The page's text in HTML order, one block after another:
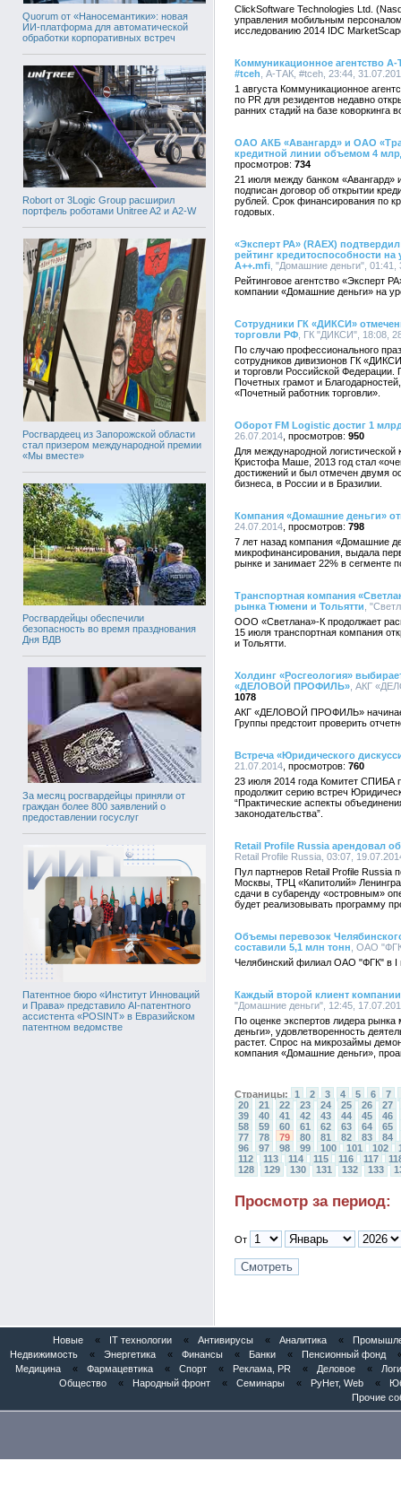
Quorum от «Наносемантики»: новая
ИИ-платформа для автоматической
обработки корпоративных встреч
Robort от 3Logic Group расширил
портфель роботами Unitree A2 и A2-W
Росгвардеец из Запорожской области
стал призером международной премии
«Мы вместе»
Росгвардейцы обеспечили
безопасность во время празднования
Дня ВДВ
За месяц росгвардейцы приняли от
граждан более 800 заявлений о
предоставлении госуслуг
Патентное бюро «Институт Инноваций
и Права» представило AI-патентного
ассистента «POSINT» в Евразийском
патентном ведомстве
ClickSoftware Technologies Ltd.
управления мобильным
исследованию 2014 IDC
Коммуникационное агентство А-
#tceh , А-ТАК, #tceh, 23:44,
1 августа Коммуникационное
по PR для резидентов недавно
ранних стадий на базе коворкинга
ОАО АКБ «Авангард» и ОАО
кредитной линии объемом 4
734
21 июля между банком «Авангард»
подписан договор об открытии
рублей. Срок финансирования по
годовых.
«Эксперт РА» (RAEX)
рейтинг кредитоспособности
A++.mfi , "Домашние деньги", 01:41,
Рейтинговое агентство «Эксперт
компании «Домашние деньги» на
Сотрудники ГК «ДИКСИ»
торговли РФ , ГК "ДИКСИ", 18:08,
По случаю профессионального
сотрудников дивизионов ГК
и торговли Российской
Почетных грамот и
«Почетный работник торговли».
Оборот FM Logistic достиг 1
26.07.2014
950
Для международной
Кристофа Маше, 2013 год стал
достижений и был отмечен двумя
бизнеса, в России и в Бразилии.
Компания «Домашние деньги»
24.07.2014
798
7 лет назад компания «Домашние
микрофинансирования, выдала
рынке и занимает 22% в сегменте
Транспортная компания
рынка Тюмени и Тольятти ,
ООО «Светлана»-К продолжает
15 июля транспортная компания
и Тольятти.
Холдинг «Росгеология»
«ДЕЛОВОЙ ПРОФИЛЬ» , АКГ
1078
АКГ «ДЕЛОВОЙ ПРОФИЛЬ»
Группы предстоит проверить
Встреча «Юридического
21.07.2014
760
23 июля 2014 года Комитет СПИБА
продолжит серию встреч
“Практические аспекты
законодательства”.
Retail Profile Russia арендовал
Retail Profile Russia, 03:07,
Пул партнеров Retail Profile Russia
Москвы, ТРЦ «Капитолий»
сдачи в субаренду «островным»
будет реализовывать программу
Объемы перевозок
составили 5,1 млн тонн , ОАО
Челябинский филиал ОАО "ФГК" в I
Каждый второй клиент
"Домашние деньги", 12:45,
По оценке экспертов лидера
деньги», удовлетворенность
растет. Спрос на микрозаймы
компания «Домашние деньги»,
Страницы: 1 2 3 4 5 6
7
20
21 22 23 24 25 26
27
39
40 41 42 43 44 45
46
58
59 60 61 62 63 64
65
77
78 79 80 81 82 83
84
96
97 98 99 100 101 102
112
113 114 115 116 117
128
129 130 131 132 133
Просмотр за период:
От
Новые « IT технологии « Антивирусы « Аналитика «
Недвижимость
« Энергетика « Финансы « Банки « Пенсионный фонд
Медицина
« Фармацевтика « Спорт « Реклама, PR « Деловое «
Общество
« Народный фронт « Семинары « РуНет, Web «
Прочие